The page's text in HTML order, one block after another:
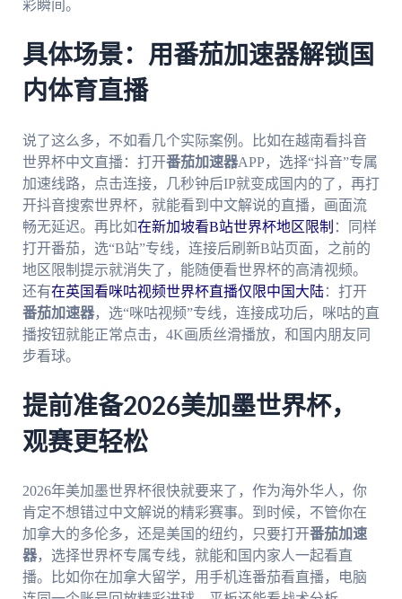
彩瞬间。
具体场景：用番茄加速器解锁国
内体育直播
说了这么多，不如看几个实际案例。比如在越南看抖音
世界杯中文直播：打开番茄加速器APP，选择“抖音”专属
加速线路，点击连接，几秒钟后IP就变成国内的了，再打
开抖音搜索世界杯，就能看到中文解说的直播，画面流
畅无延迟。再比如在新加坡看B站世界杯地区限制 ：同样
打开番茄，选“B站”专线，连接后刷新B站页面，之前的
地区限制提示就消失了，能随便看世界杯的高清视频。
还有在英国看咪咕视频世界杯直播仅限中国大陆：打开
番茄加速器，选“咪咕视频”专线，连接成功后，咪咕的直
播按钮就能正常点击，4K画质丝滑播放，和国内朋友同
步看球。
提前准备2026美加墨世界杯，
观赛更轻松
2026年美加墨世界杯很快就要来了，作为海外华人，你
肯定不想错过中文解说的精彩赛事。到时候，不管你在
加拿大的多伦多，还是美国的纽约，只要打开番茄加速
器，选择世界杯专属专线，就能和国内家人一起看直
播。比如你在加拿大留学，用手机连番茄看直播，电脑